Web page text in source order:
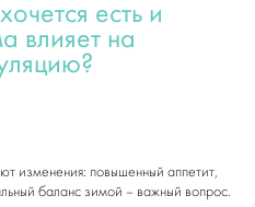
есть и
влияет на
изменения: повышенный аппетит,
баланс зимой – важный вопрос.